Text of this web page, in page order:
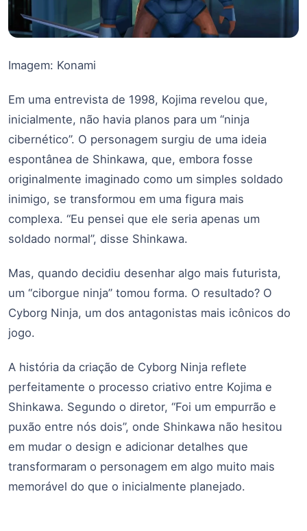
Imagem: Konami
Em uma entrevista de 1998, Kojima revelou que,
inicialmente, não havia planos para um “ninja
cibernético”. O personagem surgiu de uma ideia
espontânea de Shinkawa, que, embora fosse
originalmente imaginado como um simples soldado
inimigo, se transformou em uma figura mais
complexa. “Eu pensei que ele seria apenas um
soldado normal”, disse Shinkawa.
Mas, quando decidiu desenhar algo mais futurista,
um “ciborgue ninja” tomou forma. O resultado? O
Cyborg Ninja, um dos antagonistas mais icônicos do
jogo.
A história da criação de Cyborg Ninja reflete
perfeitamente o processo criativo entre Kojima e
Shinkawa. Segundo o diretor, “Foi um empurrão e
puxão entre nós dois”, onde Shinkawa não hesitou
em mudar o design e adicionar detalhes que
transformaram o personagem em algo muito mais
memorável do que o inicialmente planejado.